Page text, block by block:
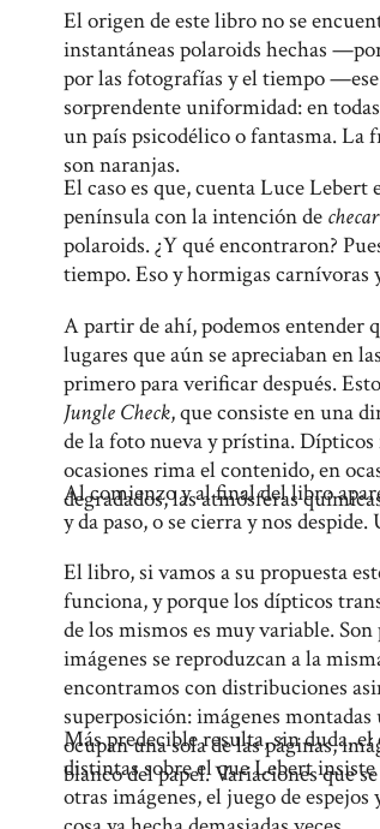
El origen de este libro no se
instantáneas polaroids hechas
por las fotografías y el tiempo
sorprendente uniformidad: en
un país psicodélico o fantasma. La
son naranjas.
El caso es que, cuenta Luce
península con la intención de checar
polaroids. ¿Y qué encontraron?
tiempo. Eso y hormigas carnívoras
A partir de ahí, podemos entender
lugares que aún se apreciaban en
primero para verificar después.
Jungle Check, que consiste en una
de la foto nueva y prístina.
ocasiones rima el contenido, en
degradados, las atmósferas
Al comienzo y al final del libro
y da paso, o se cierra y nos
El libro, si vamos a su propuesta
funciona, y porque los dípticos
de los mismos es muy variable.
imágenes se reproduzcan a la
encontramos con distribuciones
superposición: imágenes
ocupan una sola de las páginas,
blanco del papel. Variaciones que
Más predecible resulta, sin duda,
distintas sobre el que Lebert
otras imágenes, el juego de